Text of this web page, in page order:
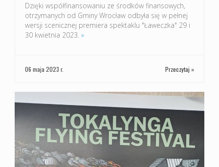
Dzięki współfinansowaniu ze środków finansowych,
otrzymanych od Gminy Wrocław odbyła się w pełnej
wersji scenicznej premiera spektaklu "Ławeczka" 29 i
30 kwietnia 2023. »
06 maja 2023 r. Przeczytaj »